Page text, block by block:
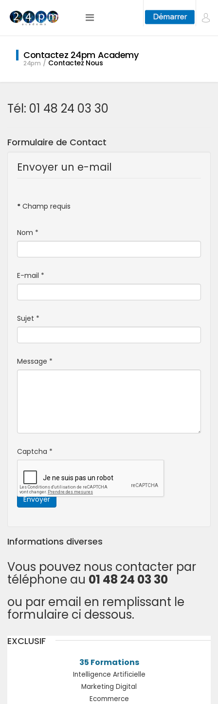
Contactez 24pm Academy
24pm Contactez Nous
Tél: 01 48 24 03 30
Formulaire de Contact
Envoyer un e-mail
* Champ requis
Nom *
E-mail *
Sujet *
Message *
Captcha *
Envoyer
Informations diverses
Vous pouvez nous contacter par
téléphone au 01 48 24 03 30
ou par email en remplissant le
formulaire ci dessous.
EXCLUSIF
35 Formations
Intelligence Artificielle
Marketing Digital
Ecommerce